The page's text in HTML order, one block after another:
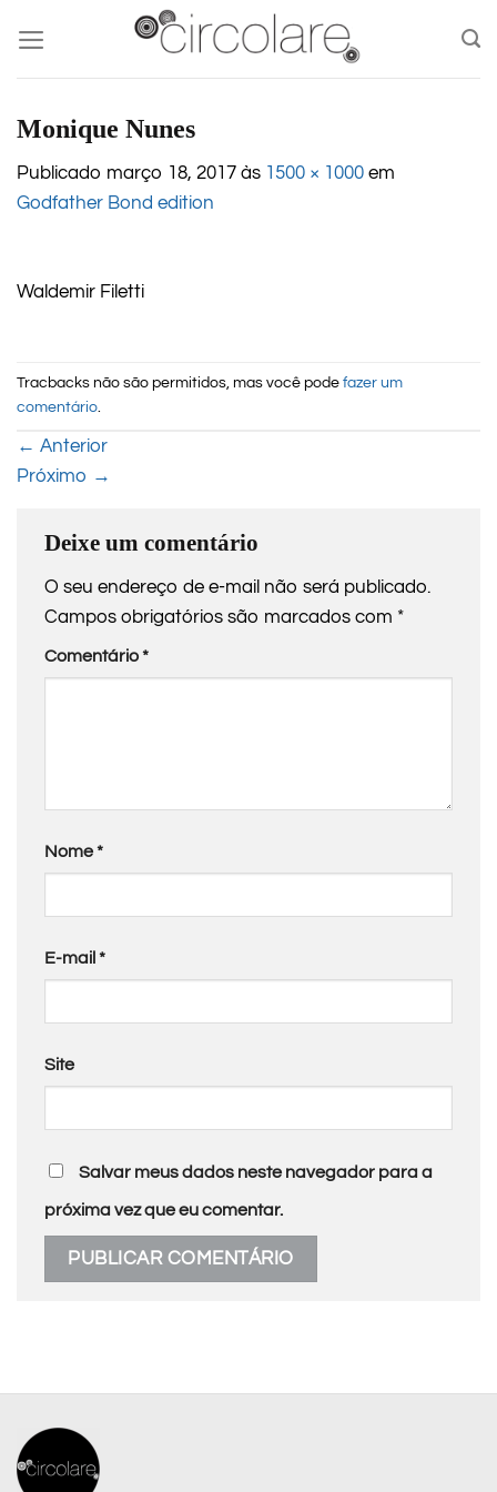
content
Monique Nunes
Publicado março 18, 2017 às 1500 × 1000 em
Godfather Bond edition
Waldemir Filetti
Tracbacks não são permitidos, mas você pode fazer um
comentário.
← Anterior
Próximo →
Deixe um comentário
O seu endereço de e-mail não será publicado.
Campos obrigatórios são marcados com *
Comentário*
Nome*
E-mail *
Site
Salvar meus dados neste navegador para a
próxima vez que eu comentar.